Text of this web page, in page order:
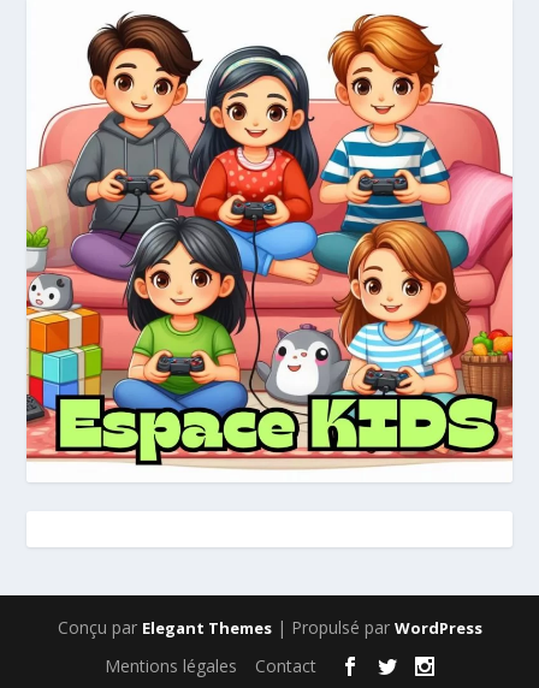
Conçu par Elegant Themes| Propulsé par WordPress
Mentions légales Contact